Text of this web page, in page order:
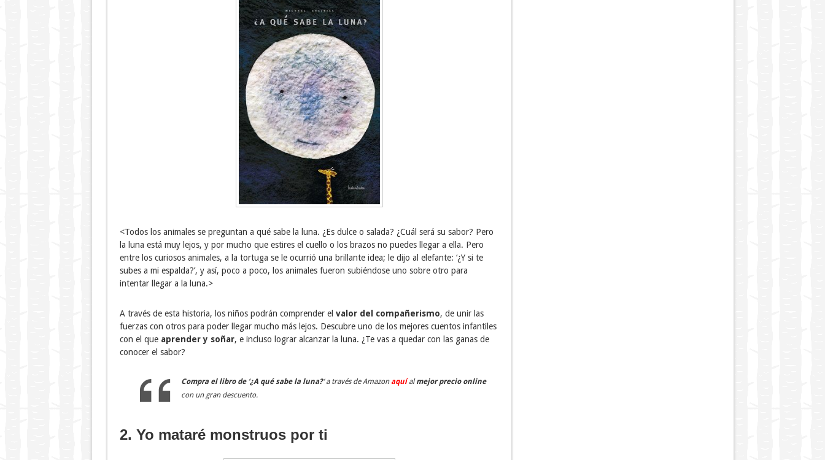
<Todos los animales se preguntan a qué sabe la luna. ¿Es dulce o salada? ¿Cuál será su sabor? Pero
la luna está muy lejos, y por mucho que estires el cuello o los brazos no puedes llegar a ella. Pero
entre los curiosos animales, a la tortuga se le ocurrió una brillante idea; le dijo al elefante: ‘¿Y si te
subes a mi espalda?’, y así, poco a poco, los animales fueron subiéndose uno sobre otro para
intentar llegar a la luna.>
A través de esta historia, los niños podrán comprender el valor del compañerismo, de unir las
fuerzas con otros para poder llegar mucho más lejos. Descubre uno de los mejores cuentos infantiles
con el que aprender y soñar, e incluso lograr alcanzar la luna. ¿Te vas a quedar con las ganas de
conocer el sabor?
Compra el libro de ‘¿A qué sabe la luna?‘ a través de Amazon aquíalmejor precio online
con un gran descuento.
2. Yo mataré monstruos por ti